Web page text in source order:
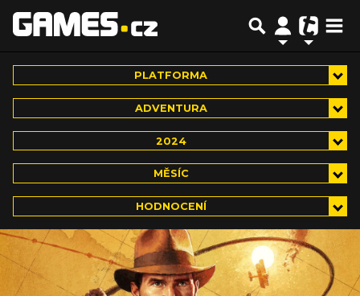
PLATFORMA
ADVENTURA
2024
MĚSÍC
HODNOCENÍ